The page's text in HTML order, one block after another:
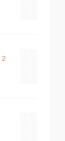
2